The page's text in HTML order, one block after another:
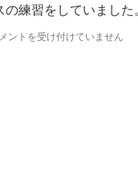
の練習をしていまし
ントを受け付けていません